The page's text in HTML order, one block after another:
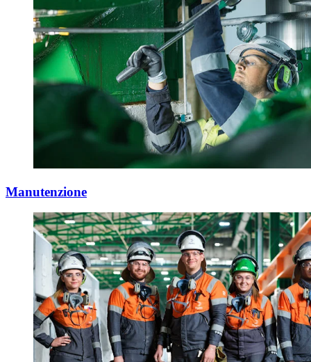
Manutenzione